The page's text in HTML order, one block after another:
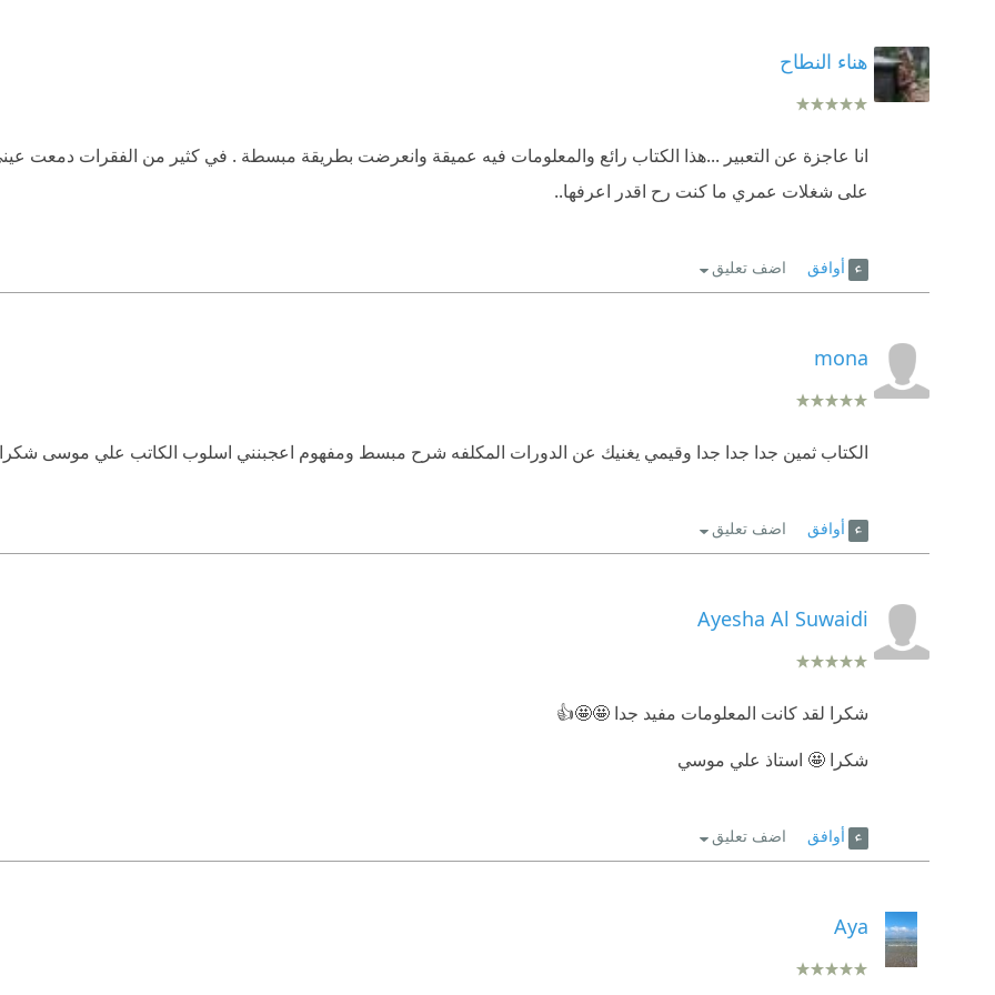
هناء النطاح
انا عاجزة عن التعبير ...هذا الكتاب رائع والمعلومات فيه عميقة وانعرضت بطريقة مبسطة . في كثير من الفقرات دمعت
على شغلات عمري ما كنت رح اقدر اعرفها..
أوافق اضف تعليق
mona
الكتاب ثمين جدا جدا جدا وقيمي يغنيك عن الدورات المكلفه شرح مبسط ومفهوم اعجبنني اسلوب الكاتب علي موسى
أوافق اضف تعليق
Ayesha Al Suwaidi
شكرا لقد كانت المعلومات مفيد جدا 🤩🤩👍
شكرا 🤩 استاذ علي موسي
أوافق اضف تعليق
Aya